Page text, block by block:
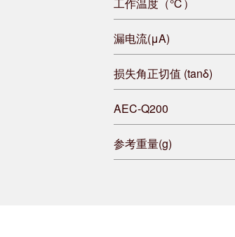
漏电流(μA)
损失角正切值 (tanδ)
AEC-Q200
参考重量(g)